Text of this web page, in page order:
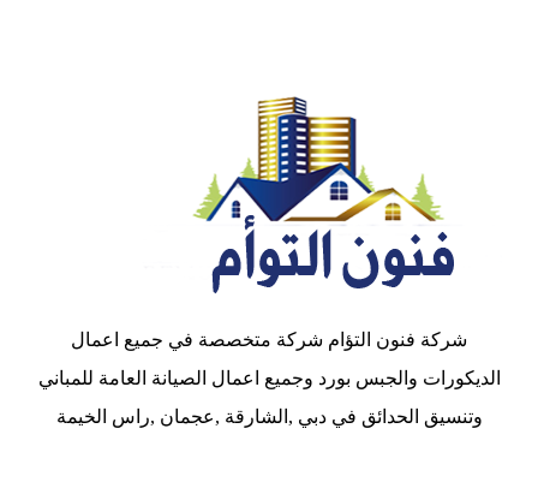
شركة فنون التؤام شركة متخصصة في جميع اعمال
الديكورات والجبس بورد وجميع اعمال الصيانة العامة للمباني
وتنسيق الحدائق في دبي ,الشارقة ,عجمان ,راس الخيمة